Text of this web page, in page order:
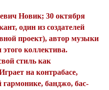
Новик; 30 октября
один из создателей
проект), автор музыки
коллектива.
стиль как
на контрабасе,
банджо, бас-